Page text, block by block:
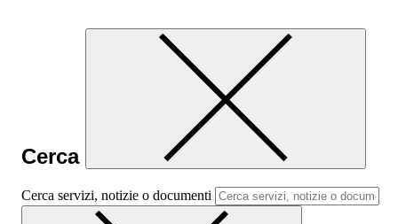
Cerca
Cerca servizi, notizie o documenti